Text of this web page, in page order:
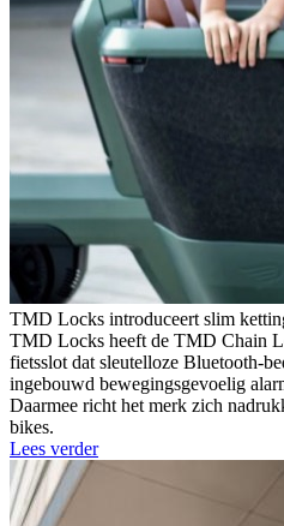
TMD Locks introduceert slim
TMD Locks heeft de TMD Chain
fietsslot dat sleutelloze Bluetooth-
ingebouwd bewegingsgevoelig
Daarmee richt het merk zich
bikes.
Lees verder